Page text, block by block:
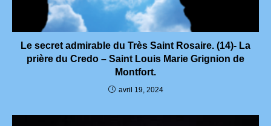
Le secret admirable du Très Saint Rosaire. (14)- La
prière du Credo – Saint Louis Marie Grignion de
Montfort.
avril 19, 2024